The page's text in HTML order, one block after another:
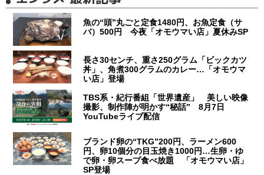
魚の“頭”丸ごと定食1480円、お魚定食（サ
バ）500円 今夜「オモウマい店」夏休みSP
長さ30センチ、重さ250グラム「ビックカツ
丼」、角煮300グラムのカレー…「オモウマ
い店」登場
TBS系・紀行番組「世界遺産」 美しい映像
撮影、制作陣が明かす“秘話” 8月7日
YouTubeライブ配信
ブランド卵の“TKG”200円、ラーメン600
円、卵10個分の目玉焼き1000円…生卵・ゆ
で卵・卵スープ食べ放題 「オモウマい店」
SP登場